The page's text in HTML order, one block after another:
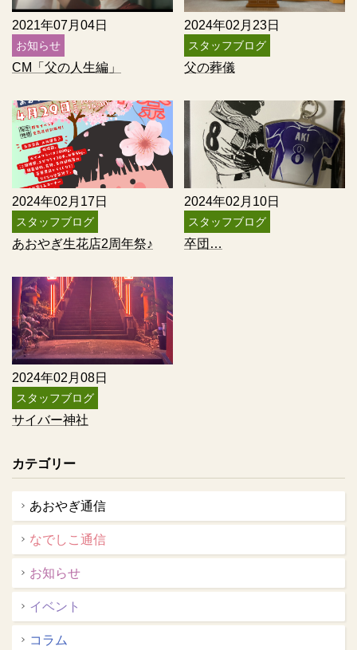
2021年07月04日
お知らせ
CM「父の人生編」
2024年02月23日
スタッフブログ
父の葬儀
2024年02月17日
スタッフブログ
あおやぎ生花店2周年祭♪
2024年02月10日
スタッフブログ
卒団…
2024年02月08日
スタッフブログ
サイバー神社
カテゴリー
あおやぎ通信
なでしこ通信
お知らせ
イベント
コラム